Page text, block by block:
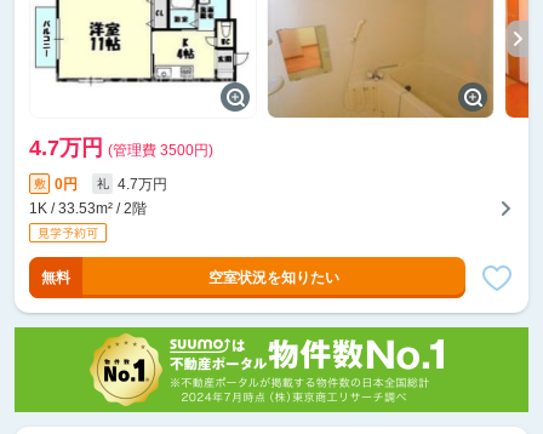
4.7万円 (管理費 3500円)
敷 0円 礼
4.7万円
1K / 33.53m² / 2階
無料 空室状況を知りたい